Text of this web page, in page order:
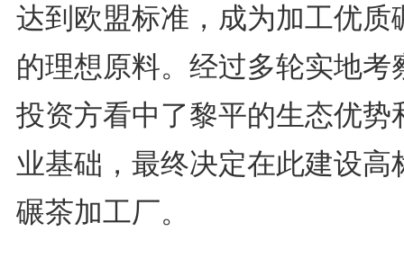
达到欧盟标准，成为加工优质
的理想原料。经过多轮实地考
投资方看中了黎平的生态优势
业基础，最终决定在此建设高
碾茶加工厂。